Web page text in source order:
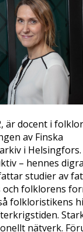
är docent i
av Finska
i
– hennes digra
studier av
och folklorens
folkloristikens
nätverk.